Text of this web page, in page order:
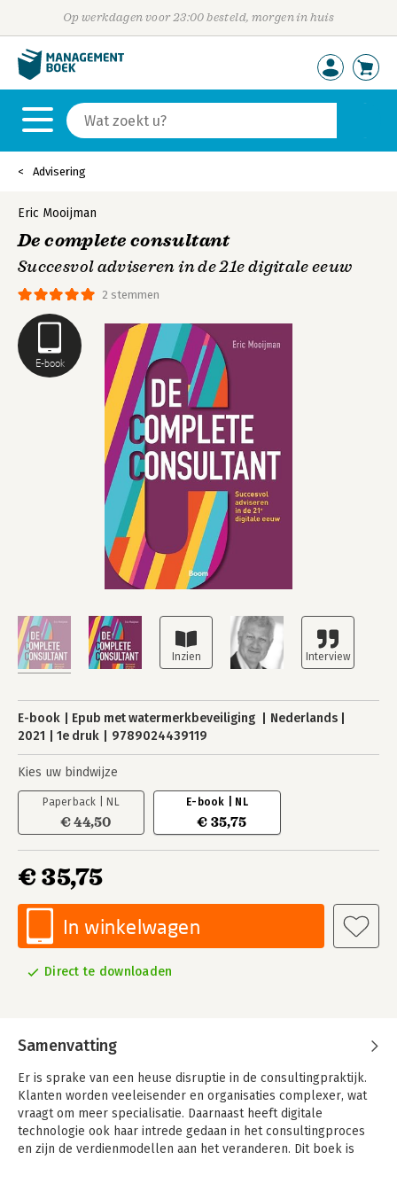
Op werkdagen voor 23:00 besteld, morgen in huis
Advisering
E-book
2 stemmen
Eric Mooijman
De complete consultant
Succesvol adviseren in de 21e digitale eeuw
E-book Epub met watermerkbeveiliging
Nederlands
2021
1e druk 9789024439119
Kies uw bindwijze
Paperback | NL
€ 44,50
E-book | NL
€ 35,75
€ 35,75
In winkelwagen
Direct te downloaden
Samenvatting
Er is sprake van een heuse disruptie in de consultingpraktijk.
Klanten worden veeleisender en organisaties complexer, wat
vraagt om meer specialisatie. Daarnaast heeft digitale
technologie ook haar intrede gedaan in het consultingproces
en zijn de verdienmodellen aan het veranderen. Dit boek is